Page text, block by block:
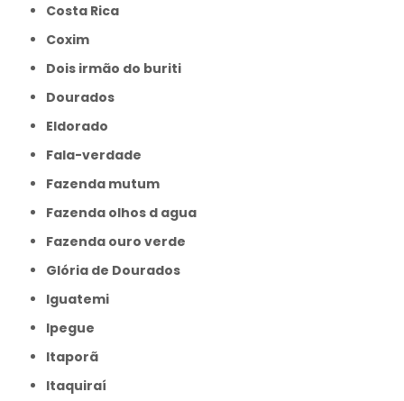
Costa Rica
Coxim
Dois irmão do buriti
Dourados
Eldorado
Fala-verdade
Fazenda mutum
Fazenda olhos d agua
Fazenda ouro verde
Glória de Dourados
Iguatemi
Ipegue
Itaporã
Itaquiraí